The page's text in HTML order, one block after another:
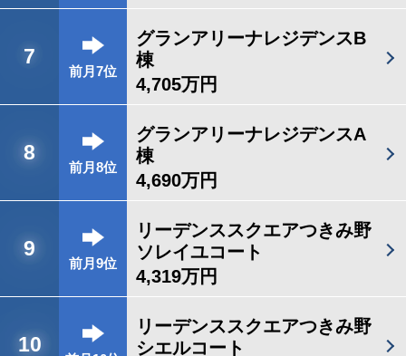
7
前月7位
グランアリーナレジデンスB
棟
4,705万円
8
前月8位
グランアリーナレジデンスA
棟
4,690万円
9
前月9位
リーデンススクエアつきみ野
ソレイユコート
4,319万円
10
リーデンススクエアつきみ野
シエルコート